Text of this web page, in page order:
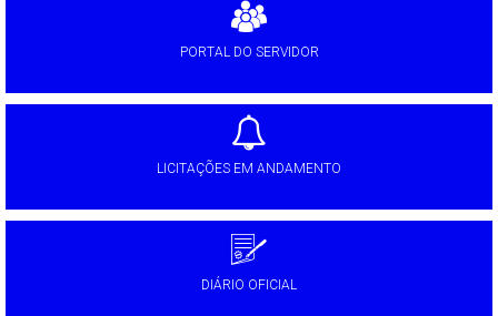
PORTAL DO SERVIDOR
LICITAÇÕES EM ANDAMENTO
DIÁRIO OFICIAL